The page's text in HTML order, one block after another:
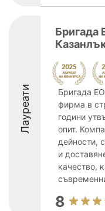
Лауреати
Бригада
Бригада
фирма в
години
опит.
дейности,
и
качество,
8